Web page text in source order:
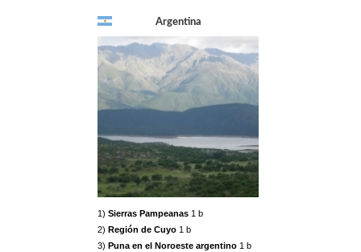
Argentina
1) Sierras Pampeanas 1 b
2) Región de Cuyo 1 b
3) Puna en el Noroeste argentino 1 b